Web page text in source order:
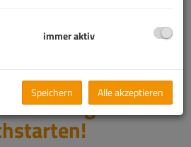
Pizzeria
& Gastgarten –
immer aktiv
Speichern Alle akzeptieren